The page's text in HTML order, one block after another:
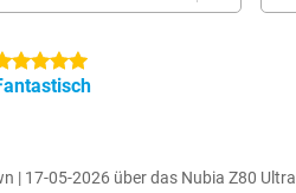
Sterne
| 17-05-2026 über das Nubia Z80